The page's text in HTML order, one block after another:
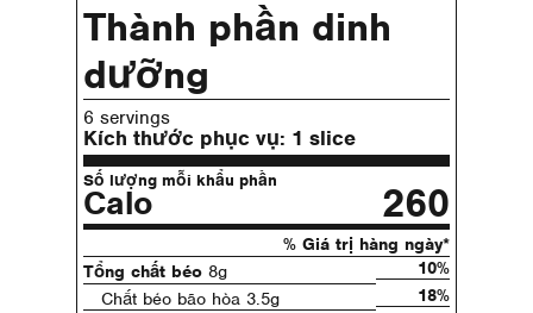
Thành phần dinh
dưỡng
6 servings
Kích thước phục vụ: 1 slice
Số lượng mỗi khẩu phần
Calo 260
% Giá trị hàng ngày*
Tổng chất béo 8g
10%
Chất béo bão hòa 3.5g
18%